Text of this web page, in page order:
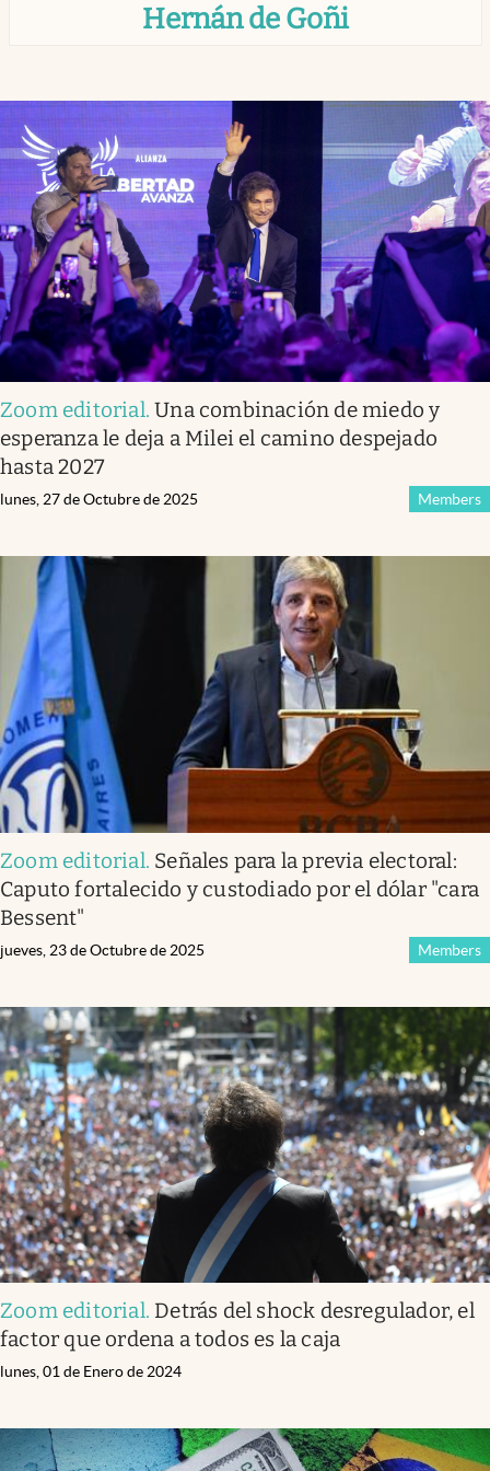
Institucionales
Argentina
Hernán de Goñi
Zoom editorial.Una combinación de miedo y
esperanza le deja a Milei el camino despejado
hasta 2027
Members
lunes, 27 de Octubre de 2025
Zoom editorial. Señales para la previa electoral:
Caputo fortalecido y custodiado por el dólar "cara
Bessent"
Members
jueves, 23 de Octubre de 2025
Zoom editorial. Detrás del shock desregulador, el
factor que ordena a todos es la caja
lunes, 01 de Enero de 2024